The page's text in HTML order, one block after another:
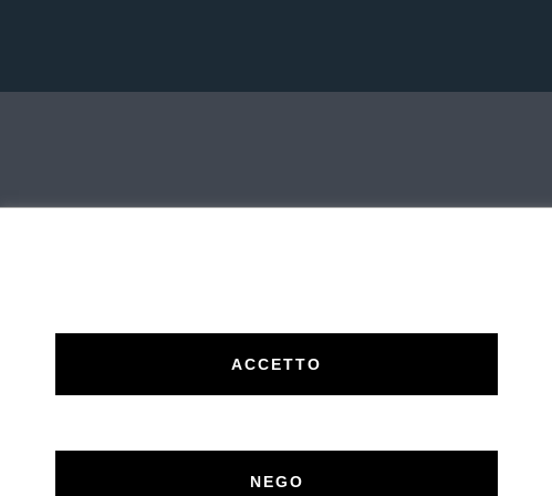
ACCETTO
NEGO